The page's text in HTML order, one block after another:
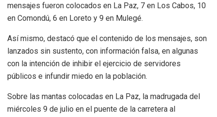
mensajes fueron colocados en La Paz, 7 en Los Cabos, 10
en Comondú, 6 en Loreto y 9 en Mulegé.
Así mismo, destacó que el contenido de los mensajes, son
lanzados sin sustento, con información falsa, en algunas
con la intención de inhibir el ejercicio de servidores
públicos e infundir miedo en la población.
Sobre las mantas colocadas en La Paz, la madrugada del
miércoles 9 de julio en el puente de la carretera al